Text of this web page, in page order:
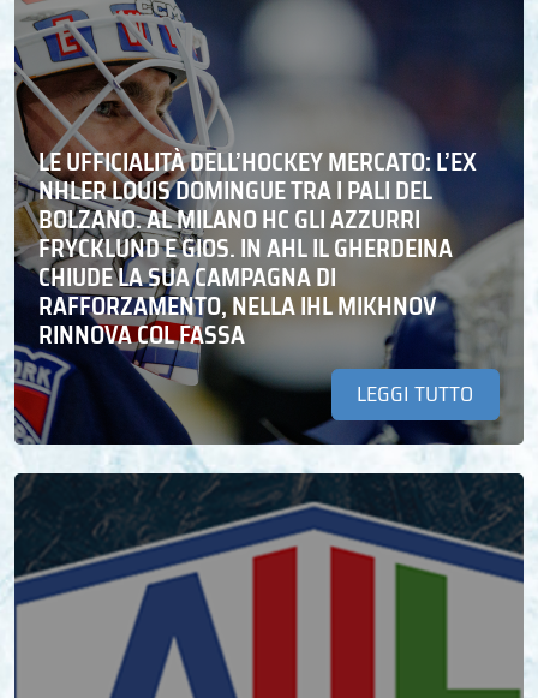
LE UFFICIALITÀ DELL’HOCKEY MERCATO: L’EX
NHLER LOUIS DOMINGUE TRA I PALI DEL
BOLZANO. AL MILANO HC GLI AZZURRI
FRYCKLUND E GIOS. IN AHL IL GHERDEINA
CHIUDE LA SUA CAMPAGNA DI
RAFFORZAMENTO, NELLA IHL MIKHNOV
RINNOVA COL FASSA
LEGGI TUTTO